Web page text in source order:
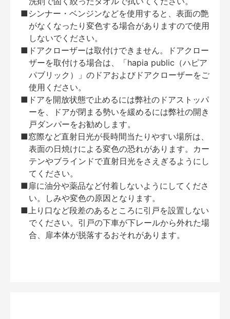
■シンナー・ベンジンなどを使用すると、表面の艶
がなくなったり変色する場合がありますので使用
しないでください。
■ドアクローザーは取付けできません。ドアクロー
ザーを取付ける場合は、「hapia public（ハピア
パブリック）」のドアおよびドアクローザーをご
使用ください。
■ドアを開放状態で止めるには弊社のドアストッパ
ーを、ドアが閉まる勢いを緩めるには弊社の開き
戸ダンパーをお勧めします。
■窓際など直射日光が長時間当たりやすい場所は、
表面の日焼けによる変色の恐れがあります。カー
テンやブラインドで直射日光をさえぎるようにし
てください。
■扉に油分や薬品など付着しないようにしてくださ
い。しみや変色の原因となります。
■上り口など段差のあるところに引戸を設置しない
でください。引戸の下車が下レールから外れた場
合、扉本体が脱落するおそれがあります。